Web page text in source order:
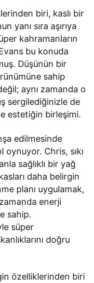
biri, kaslı bir
yanı sıra aşırıya
kahramanların
bu konuda
Düşünün bir
sahip
aynı zamanda o
sergilediğinizle de
estetiğin birleşimi.
edilmesinde
Chris, sıkı
sağlıklı bir yağ
daha belirgin
planı uygulamak,
enerji
sahip.
süper
doğru
özelliklerinden biri